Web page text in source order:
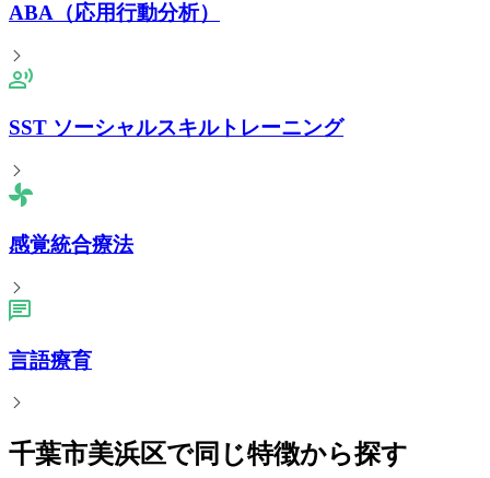
ABA（応用行動分析）
SST ソーシャルスキルトレーニング
感覚統合療法
言語療育
千葉市美浜区で同じ特徴から探す